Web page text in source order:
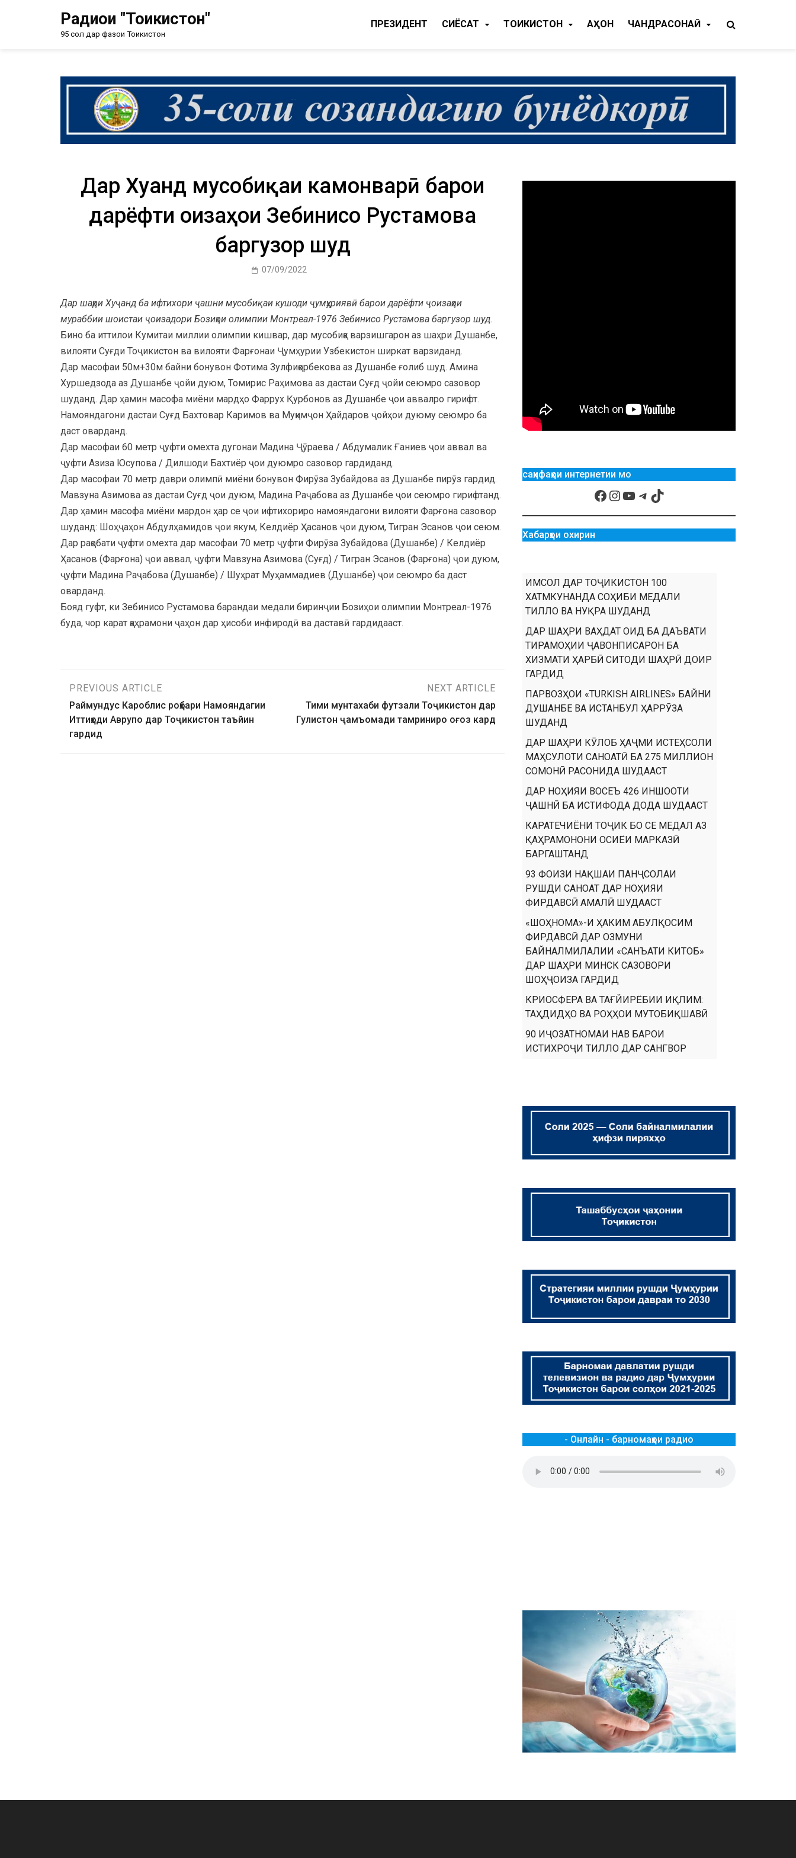
Радиои "Тоҷикистон"
95 сол дар фазои Тоҷикистон
ПРЕЗИДЕНТ CИЁСАТ ТОҶИКИСТОН ҶАҲОН ЧАНДРАСОНАӢ
Дар Хуҷанд мусобиқаи камонварӣ барои
дарёфти ҷоизаҳои Зебинисо Рустамова
баргузор шуд
07/09/2022
Дар шаҳри Хуҷанд ба ифтихори ҷашни мусобиқаи кушоди ҷумҳуриявӣ барои дарёфти ҷоизаҳои
мураббии шоистаи ҷоизадори Бозиҳои олимпии Монтреал-1976 Зебинисо Рустамова баргузор шуд.
Бино ба иттилои Кумитаи миллии олимпии кишвар, дар мусобиқа варзишгарон аз шаҳри Душанбе,
вилояти Суғди Тоҷикистон ва вилояти Фарғонаи Ҷумҳурии Узбекистон ширкат варзиданд.
Дар масофаи 50м+30м байни бонувон Фотима Зулфиқорбекова аз Душанбе ғолиб шуд. Амина
Хуршедзода аз Душанбе ҷойи дуюм, Томирис Раҳимова аз дастаи Суғд ҷойи сеюмро сазовор
шуданд. Дар ҳамин масофа миёни мардҳо Фаррух Қурбонов аз Душанбе ҷои аввалро гирифт.
Намояндагони дастаи Суғд Бахтовар Каримов ва Муқимҷон Ҳайдаров ҷойҳои дуюму сеюмро ба
даст оварданд.
Дар масофаи 60 метр ҷуфти омехта дугонаи Мадина Ҷӯраева / Абдумалик Ғаниев ҷои аввал ва
ҷуфти Азиза Юсупова / Дилшоди Бахтиёр ҷои дуюмро сазовор гардиданд.
Дар масофаи 70 метр даври олимпӣ миёни бонувон Фирӯза Зубайдова аз Душанбе пирӯз гардид.
Мавзуна Азимова аз дастаи Суғд ҷои дуюм, Мадина Раҷабова аз Душанбе ҷои сеюмро гирифтанд.
Дар ҳамин масофа миёни мардон ҳар се ҷои ифтихориро намояндагони вилояти Фарғона сазовор
шуданд: Шоҳҷаҳон Абдулҳамидов ҷои якум, Келдиёр Ҳасанов ҷои дуюм, Тигран Эсанов ҷои сеюм.
Дар рақобати ҷуфти омехта дар масофаи 70 метр ҷуфти Фирӯза Зубайдова (Душанбе) / Келдиёр
Ҳасанов (Фарғона) ҷои аввал, ҷуфти Мавзуна Азимова (Суғд) / Тигран Эсанов (Фарғона) ҷои дуюм,
ҷуфти Мадина Раҷабова (Душанбе) / Шуҳрат Муҳаммадиев (Душанбе) ҷои сеюмро ба даст
оварданд.
Бояд гуфт, ки Зебинисо Рустамова барандаи медали биринҷии Бозиҳои олимпии Монтреал-1976
буда, чор карат қаҳрамони ҷаҳон дар ҳисоби инфиродӣ ва даставӣ гардидааст.
PREVIOUS ARTICLE
Раймундус Кароблис роҳбари Намояндагии
Иттиҳоди Аврупо дар Тоҷикистон таъйин
гардид
NEXT ARTICLE
Тими мунтахаби футзали Тоҷикистон дар
Гулистон ҷамъомади тамриниро оғоз кард
саҳифаҳои интернетии мо
Хабарҳои охирин
ИМСОЛ ДАР ТОҶИКИСТОН 100
ХАТМКУНАНДА СОҲИБИ МЕДАЛИ
ТИЛЛО ВА НУҚРА ШУДАНД
ДАР ШАҲРИ ВАҲДАТ ОИД БА ДАЪВАТИ
ТИРАМОҲИИ ҶАВОНПИСАРОН БА
ХИЗМАТИ ҲАРБӢ СИТОДИ ШАҲРӢ ДОИР
ГАРДИД
ПАРВОЗҲОИ «TURKISH AIRLINES» БАЙНИ
ДУШАНБЕ ВА ИСТАНБУЛ ҲАРРӮЗА
ШУДАНД
ДАР ШАҲРИ КӮЛОБ ҲАҶМИ ИСТЕҲСОЛИ
МАҲСУЛОТИ САНОАТӢ БА 275 МИЛЛИОН
СОМОНӢ РАСОНИДА ШУДААСТ
ДАР НОҲИЯИ ВОСЕЪ 426 ИНШООТИ
ҶАШНӢ БА ИСТИФОДА ДОДА ШУДААСТ
КАРАТЕЧИЁНИ ТОҶИК БО СЕ МЕДАЛ АЗ
ҚАҲРАМОНОНИ ОСИЁИ МАРКАЗӢ
БАРГАШТАНД
93 ФОИЗИ НАҚШАИ ПАНҶСОЛАИ
РУШДИ САНОАТ ДАР НОҲИЯИ
ФИРДАВСӢ АМАЛӢ ШУДААСТ
«ШОҲНОМА»-И ҲАКИМ АБУЛҚОСИМ
ФИРДАВСӢ ДАР ОЗМУНИ
БАЙНАЛМИЛАЛИИ «САНЪАТИ КИТОБ»
ДАР ШАҲРИ МИНСК САЗОВОРИ
ШОҲҶОИЗА ГАРДИД
КРИОСФЕРА ВА ТАҒЙИРЁБИИ ИҚЛИМ:
ТАҲДИДҲО ВА РОҲҲОИ МУТОБИҚШАВӢ
90 ИҶОЗАТНОМАИ НАВ БАРОИ
ИСТИХРОҶИ ТИЛЛО ДАР САНГВОР
- Онлайн - барномаҳои радио